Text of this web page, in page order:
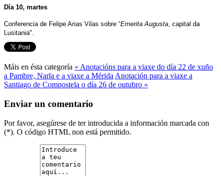
Día 10, martes
Conferencia de Felipe Arias Vilas sobre “Emerita Augusta , capital da
Lusitania".
Máis en ésta categoría « Anotacións para a viaxe do día 22 de xuño
a Pambre, Narla e a viaxe a Mérida Anotación para a viaxe a
Santiago de Compostela o día 26 de outubro »
Enviar un comentario
Por favor, asegúrese de ter introducida a información marcada con
(*). O código HTML non está permitido.